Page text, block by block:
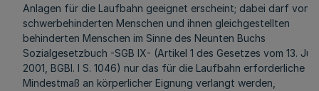
Anlagen für die Laufbahn geeignet erscheint; dabei darf von
schwerbehinderten Menschen und ihnen gleichgestellten
behinderten Menschen im Sinne des Neunten Buchs
Sozialgesetzbuch -SGB IX- (Artikel 1 des Gesetzes vom 13. Juli
2001, BGBl. I S. 1046) nur das für die Laufbahn erforderliche
Mindestmaß an körperlicher Eignung verlangt werden,